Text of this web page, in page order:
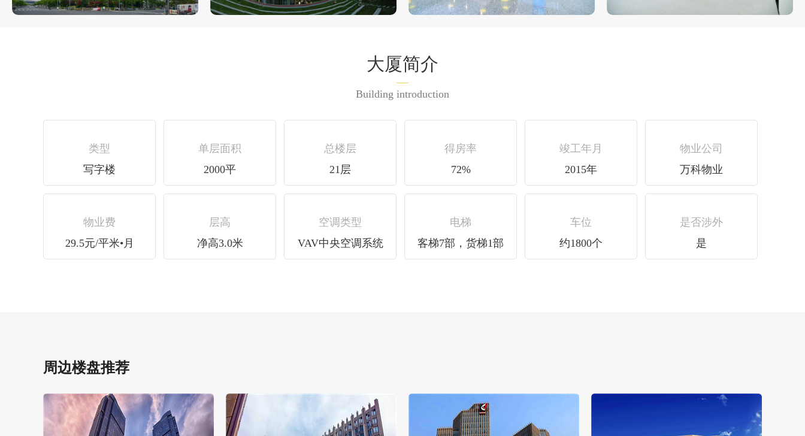
大厦简介
Building introduction
类型
写字楼
单层面积
2000平
总楼层
21层
得房率
72%
竣工年月
2015年
物业公司
万科物业
物业费
29.5元/平米•月
层高
净高3.0米
空调类型
VAV中央空调系统
电梯
客梯7部，货梯1部
车位
约1800个
是否涉外
是
周边楼盘推荐